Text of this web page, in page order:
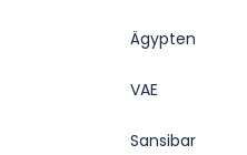
Ägypten
VAE
Sansibar